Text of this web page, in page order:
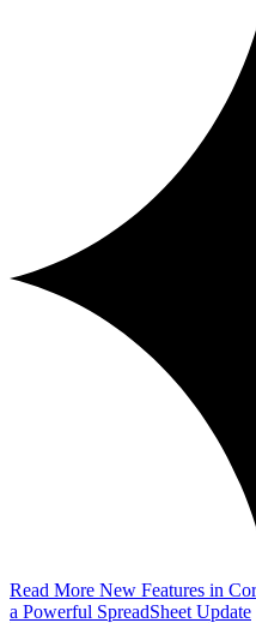
Read More New Features in
a Powerful SpreadSheet Update